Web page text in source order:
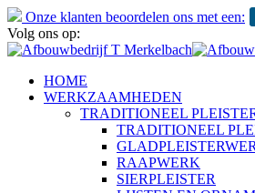
Onze klanten beoordelen ons met een:
Volg ons op:
HOME
WERKZAAMHEDEN
TRADITIONEEL
TRADITIONEEL
RAAPWERK
SIERPLEISTER